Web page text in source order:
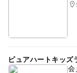
ピュアハートキッズ
会